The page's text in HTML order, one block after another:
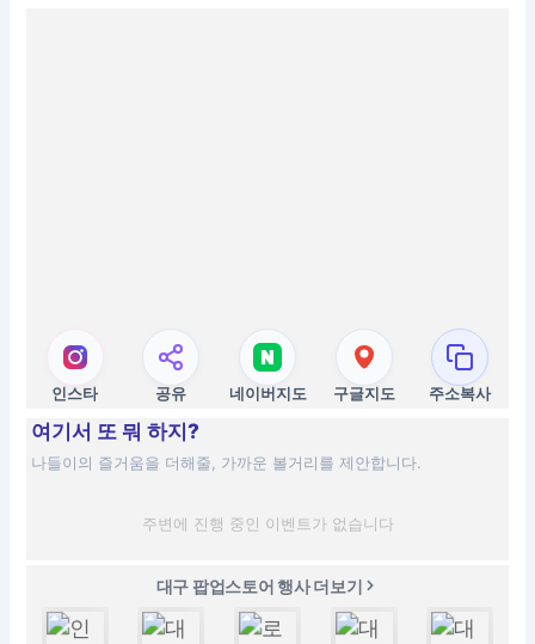
인스타 공유 네이버지도 구글지도 주소복사
여기서 또 뭐 하지?
나들이의 즐거움을 더해줄, 가까운 볼거리를 제안합니다.
주변에 진행 중인 이벤트가 없습니다
대구 팝업스토어 행사 더보기